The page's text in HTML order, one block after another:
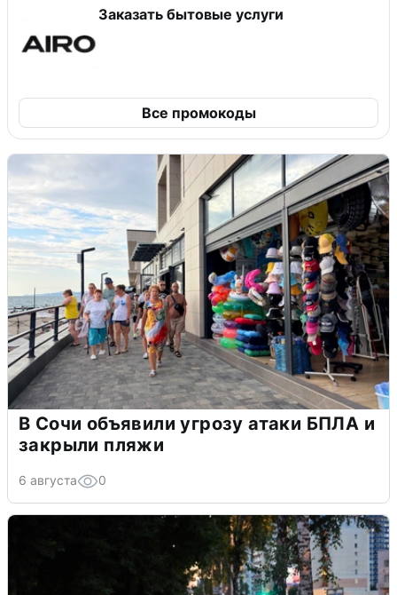
Заказать бытовые услуги
Все промокоды
В Сочи объявили угрозу атаки БПЛА и
закрыли пляжи
6 августа 0